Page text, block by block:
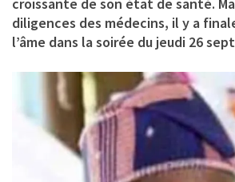
diligences des médecins, il y a
l’âme dans la soirée du jeudi 26